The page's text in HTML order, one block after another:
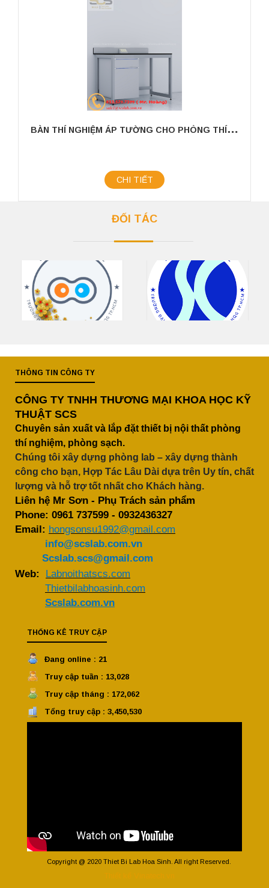
B
ÀN THÍ NGHIỆM ÁP TƯỜNG CHO PHÒNG THÍ NGHIỆM KÍCH THƯỚC 1200MM
CHI TIẾT
ĐỐI TÁC
THÔNG TIN CÔNG TY
CÔNG TY TNHH THƯƠNG MẠI KHOA HỌC KỸ
THUẬT SCS
Chuyên sản xuất và lắp đặt thiết bị nội thất phòng
thí nghiệm, phòng sạch.
Chúng tôi xây dựng phòng lab – xây dựng thành
công cho bạn, Hợp Tác Lâu Dài dựa trên Uy tín, chất
lượng và hỗ trợ tốt nhất cho Khách hàng.
Liên hệ Mr Sơn - Phụ Trách sản phẩm
Phone: 0961 737599 - 0932436327
Email: hongsonsu1992@gmail.com
info@scslab.com.vn
Scslab.scs@gmail.com
Web: Labnoithatscs.com
Thietbilabhoasinh.com
Scslab.com.vn
THỐNG KÊ TRUY CẬP
Đang online : 21
Truy cập tuần : 13,028
Truy cập tháng : 172,062
Tổng truy cập : 3,450,530
Copyright @ 2020 Thiet Bi Lab Hoa Sinh. All right Reserved.